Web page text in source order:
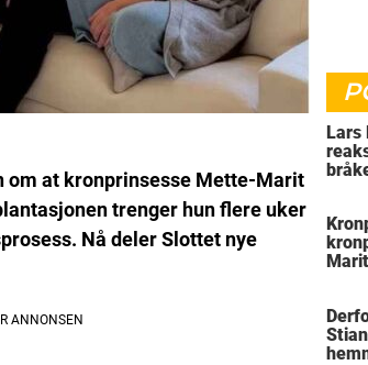
om at kronprinsesse Mette-Marit
trenger hun flere uker
Nå deler Slottet nye
Lars